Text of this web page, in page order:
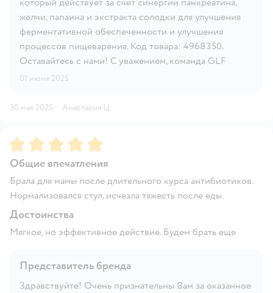
желчи, папаина и экстракта солодки для улучшения
ферментативной обеспеченности и улучшения
процессов пищеварения. Код товара: 4968350.
Оставайтесь с нами! С уважением, команда GLF
01 июня 2025
30 мая 2025 · Анастасия Ц.
Рейтинг:5
Общие впечатления
Брала для мамы после длительного курса антибиотиков.
Нормализовался стул, исчезла тяжесть после еды.
Достоинства
Мягкое, но эффективное действие. Будем брать еще
Представитель бренда
Здравствуйте! Очень признательны Вам за оказанное